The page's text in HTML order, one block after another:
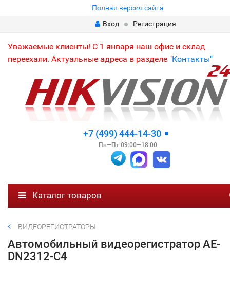
Полная версия сайта
Вход
Регистрация
Уважаемые клиенты! С 1 января наш офис и склад
переехали. Актуальные адреса в разделе "Контакты"
+7 (499) 444-14-30
Пн—Пт 09:00—18:00
Каталог товаров
ВИДЕОРЕГИСТРАТОРЫ
Автомобильный видеорегистратор AE-
DN2312-C4